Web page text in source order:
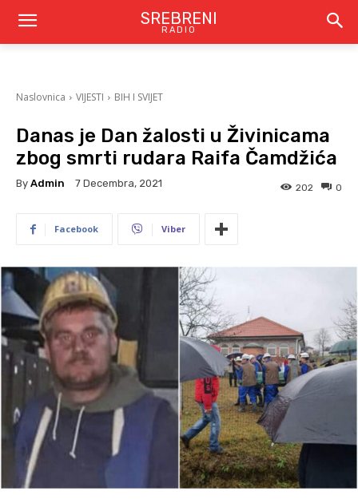
SREBRENI
RADIO
Naslovnica VIJESTI BIH I SVIJET
Danas je Dan žalosti u Živinicama
zbog smrti rudara Raifa Čamdžića
By Admin 7 Decembra, 2021 0
202
Facebook Viber